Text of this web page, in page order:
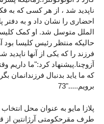
ناپدید شد ، از هر کسی که
احضاری را نشان داد و به دفتر
الملل متوسل شد. او کمک
حالیکه منتظر رئیس کلیسا بود
فرزند را که یکی از آنها ناپدید
آزوچنا.پیشنهاد کرد:"ما داریم
که ما یاید بدنبال فرزندانمان
برویم....."73
پلازا مایو به عنوان محل
طرف مقرحکومتی آرژانتین